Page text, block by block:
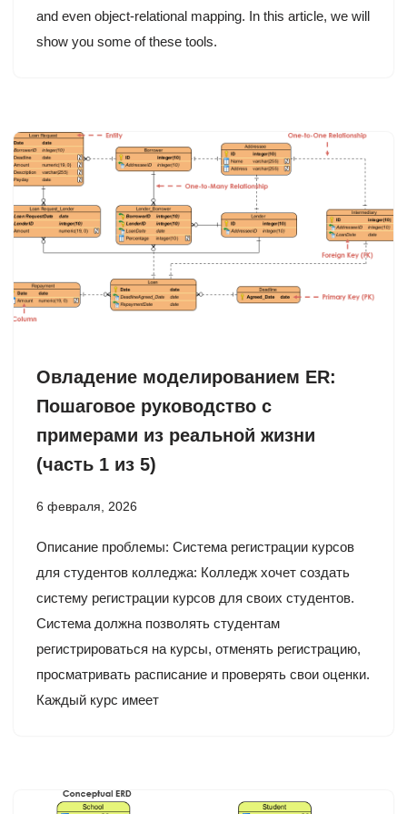
and even object-relational mapping. In this article, we will
show you some of these tools.
Овладение моделированием ER:
Пошаговое руководство с
примерами из реальной жизни
(часть 1 из 5)
6 февраля, 2026
Описание проблемы: Система регистрации курсов
для студентов колледжа: Колледж хочет создать
систему регистрации курсов для своих студентов.
Система должна позволять студентам
регистрироваться на курсы, отменять регистрацию,
просматривать расписание и проверять свои оценки.
Каждый курс имеет